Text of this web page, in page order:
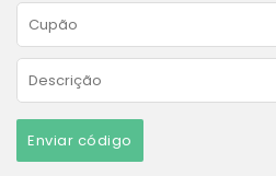
Enviar código